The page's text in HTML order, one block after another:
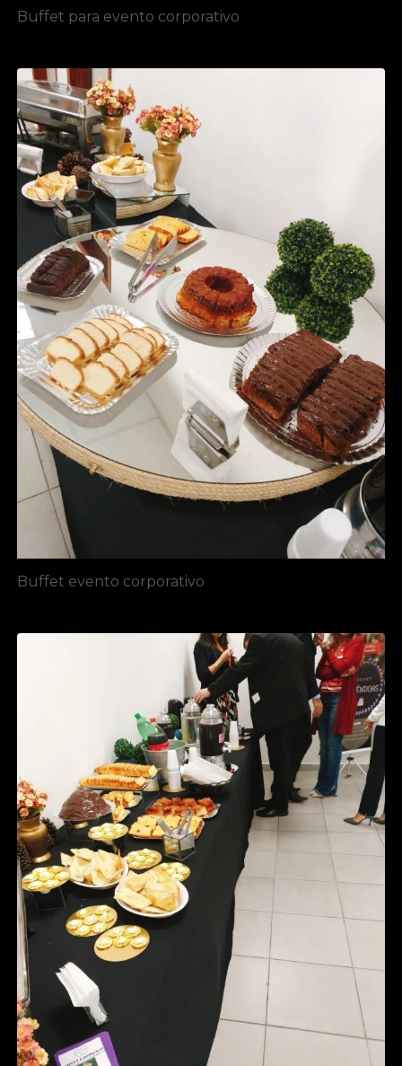
Buffet para evento corporativo
Buffet evento corporativo